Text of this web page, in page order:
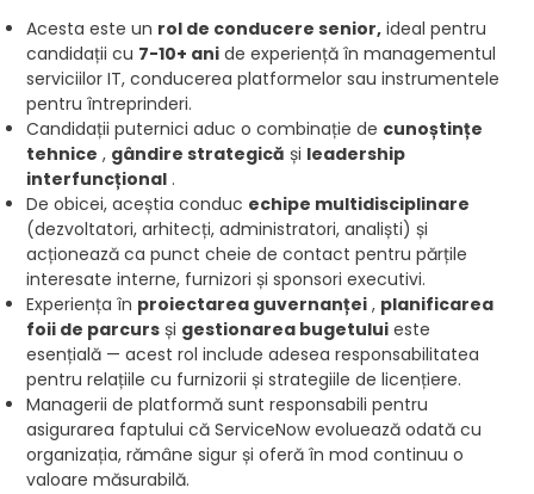
Acesta este un rol de conducere senior, ideal pentru
candidații cu 7-10+ ani de experiență în managementul
serviciilor IT, conducerea platformelor sau instrumentele
pentru întreprinderi.
Candidații puternici aduc o combinație de cunoștințe
tehnice , gândire strategică și leadership
interfuncțional .
De obicei, aceștia conduc echipe multidisciplinare
(dezvoltatori, arhitecți, administratori, analiști) și
acționează ca punct cheie de contact pentru părțile
interesate interne, furnizori și sponsori executivi.
Experiența în proiectarea guvernanței , planificarea
foii de parcurs și gestionarea bugetului este
esențială — acest rol include adesea responsabilitatea
pentru relațiile cu furnizorii și strategiile de licențiere.
Managerii de platformă sunt responsabili pentru
asigurarea faptului că ServiceNow evoluează odată cu
organizația, rămâne sigur și oferă în mod continuu o
valoare măsurabilă.